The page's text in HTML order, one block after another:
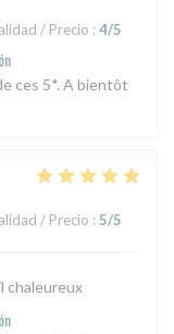
/ Precio : 4/5
ces 5*. A bientôt
/ Precio : 5/5
chaleureux